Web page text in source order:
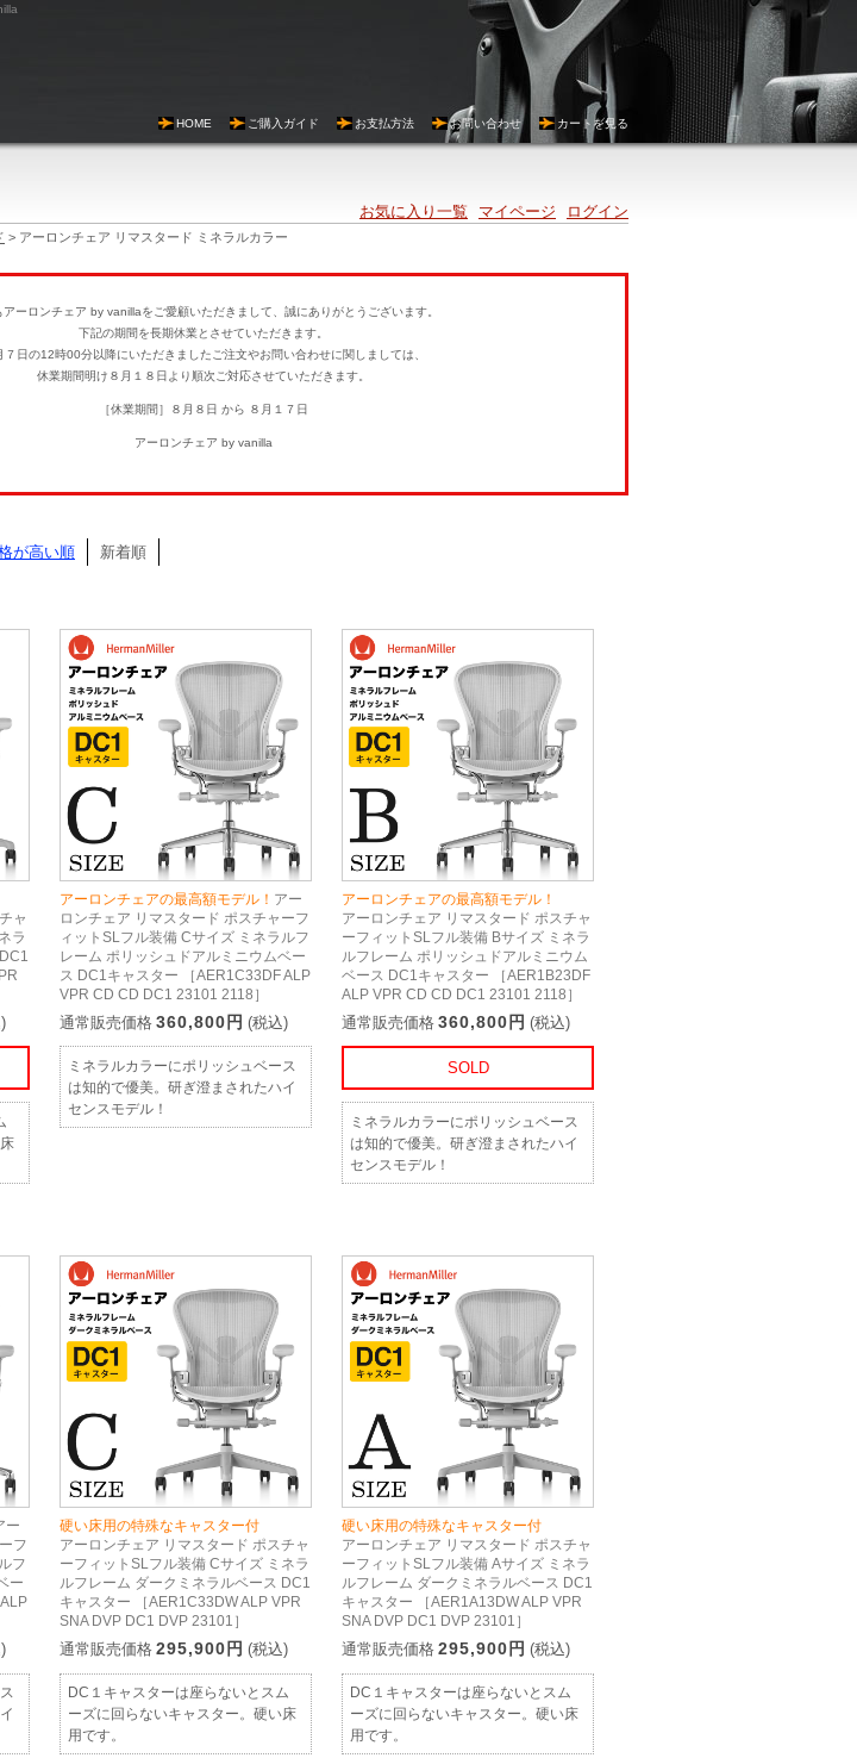
HOME ご購入ガイド お支払方法 お問い合わせ カートを見る
お気に入り一覧
マイページ ログイン
> アーロンチェア リマスタード ミネラルカラー
アーロンチェア by vanillaをご愛顧いただきまして、誠にありがとうございます。
下記の期間を長期休業とさせていただきます。
７日の12時00分以降にいただきましたご注文やお問い合わせに関しましては、
休業期間明け８月１８日より順次ご対応させていただきます。
［休業期間］８月８日 から ８月１７日
アーロンチェア by vanilla
が高い順 新着順
ャ
ラ
アーロンチェアの最高額モデル！ アー
ロンチェア リマスタード ポスチャーフ
ィットSLフル装備 Cサイズ ミネラルフ
レーム ポリッシュドアルミニウムベー
ス DC1キャスター ［AER1C33DF ALP
VPR CD CD DC1 23101 2118］
通常販売価格 360,800円 (税込)
ミネラルカラーにポリッシュベース
は知的で優美。研ぎ澄まされたハイ
センスモデル！
アーロンチェアの最高額モデル！
アーロンチェア リマスタード ポスチャ
ーフィットSLフル装備 Bサイズ ミネラ
ルフレーム ポリッシュドアルミニウム
ベース DC1キャスター ［AER1B23DF
ALP VPR CD CD DC1 23101 2118］
通常販売価格 360,800円 (税込)
SOLD
ミネラルカラーにポリッシュベース
は知的で優美。研ぎ澄まされたハイ
センスモデル！
ー
フ
フ
ー
硬い床用の特殊なキャスター付
アーロンチェア リマスタード ポスチャ
ーフィットSLフル装備 Cサイズ ミネラ
ルフレーム ダークミネラルベース DC1
キャスター ［AER1C33DW ALP VPR
SNA DVP DC1 DVP 23101］
通常販売価格 295,900円 (税込)
DC１キャスターは座らないとスム
ーズに回らないキャスター。硬い床
用です。
硬い床用の特殊なキャスター付
アーロンチェア リマスタード ポスチャ
ーフィットSLフル装備 Aサイズ ミネラ
ルフレーム ダークミネラルベース DC1
キャスター ［AER1A13DW ALP VPR
SNA DVP DC1 DVP 23101］
通常販売価格 295,900円 (税込)
DC１キャスターは座らないとスム
ーズに回らないキャスター。硬い床
用です。